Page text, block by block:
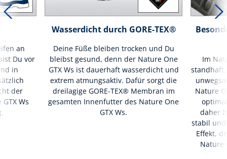
an
Du vor
in
der
Ws
Wasserdicht durch GORE-TEX®
Deine Füße bleiben trocken und Du
bleibst gesund, denn der Nature One
GTX Ws ist dauerhaft wasserdicht und
extrem atmungsaktiv. Dafür sorgt die
dreilagige GORE-TEX® Membran im
gesamten Innenfutter des Nature One
GTX Ws.
Im
Nature
daher
stabil
Effekt,
Nature